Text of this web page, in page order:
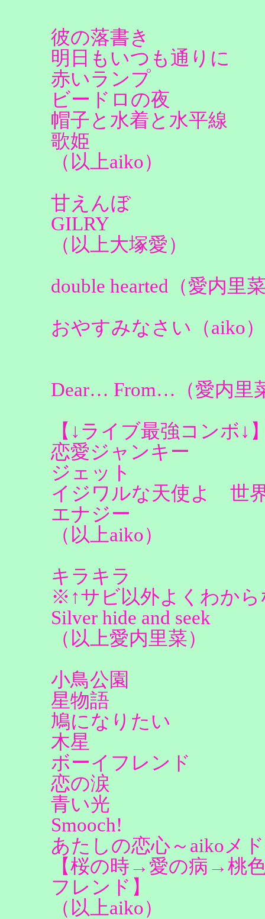
彼の落書き
明日もいつも通りに
赤いランプ
ビードロの夜
帽子と水着と水平線
歌姫
（以上aiko）
甘えんぼ
GILRY
（以上大塚愛）
double hearted（愛内里
おやすみなさい（aiko）
Dear… From…（愛内里
【↓ライブ最強コンボ↓
恋愛ジャンキー
ジェット
イジワルな天使よ 世
エナジー
（以上aiko）
キラキラ
※↑サビ以外よくわから
Silver hide and seek
（以上愛内里菜）
小鳥公園
星物語
鳩になりたい
木星
ボーイフレンド
恋の涙
青い光
Smooch!
あたしの恋心～aikoメ
【桜の時→愛の病→桃
フレンド】
（以上aiko）